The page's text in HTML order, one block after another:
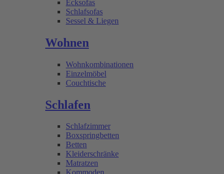
Ecksofas
Schlafsofas
Sessel & Liegen
Wohnen
Wohnkombinationen
Einzelmöbel
Couchtische
Schlafen
Schlafzimmer
Boxspringbetten
Betten
Kleiderschränke
Matratzen